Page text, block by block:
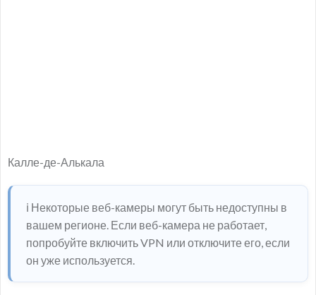
Калле-де-Алькала
ℹ️ Некоторые веб-камеры могут быть недоступны в
вашем регионе. Если веб-камера не работает,
попробуйте включить VPN или отключите его, если
он уже используется.